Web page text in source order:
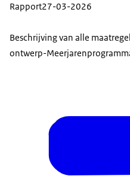
Rapport27-03-2026
Beschrijving van alle
ontwerp-